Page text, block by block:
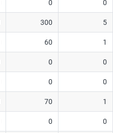
0 0
300 5
60 1
0 0
0 0
70 1
0 0